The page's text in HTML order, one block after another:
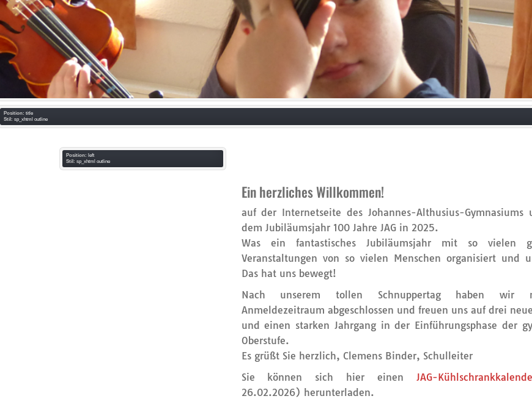
Position: title
Stil: sp_xhtml outline
Position: left
Stil: sp_xhtml outline
Ein herzliches Willkommen!
auf der Internetseite des Johannes-Althusius-
dem Jubiläumsjahr 100 Jahre JAG in 2025.
Was ein fantastisches Jubiläumsjahr mit so vielen
Veranstaltungen von so vielen Menschen organisiert und
Das hat uns bewegt!
Nach unserem tollen Schnuppertag haben wir
Anmeldezeitraum abgeschlossen und freuen uns auf drei
und einen starken Jahrgang in der Einführungsphase der
Oberstufe.
Es grüßt Sie herzlich, Clemens Binder, Schulleiter
Sie können sich hier einen JAG-
26.02.2026) herunterladen.